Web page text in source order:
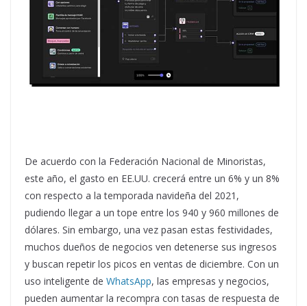
De acuerdo con la Federación Nacional de Minoristas,
este año, el gasto en EE.UU. crecerá entre un 6% y un 8%
con respecto a la temporada navideña del 2021,
pudiendo llegar a un tope entre los 940 y 960 millones de
dólares. Sin embargo, una vez pasan estas festividades,
muchos dueños de negocios ven detenerse sus ingresos
y buscan repetir los picos en ventas de diciembre. Con un
uso inteligente de WhatsApp, las empresas y negocios,
pueden aumentar la recompra con tasas de respuesta de